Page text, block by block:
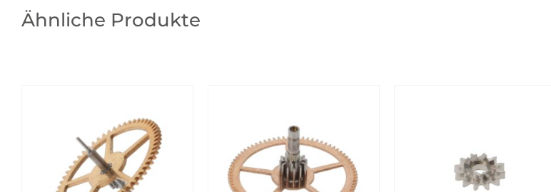
Ähnliche Produkte